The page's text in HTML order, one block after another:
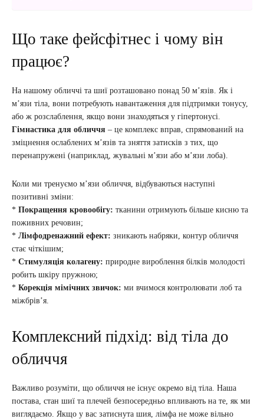
Що таке фейсфітнес і чому він
працює?
На нашому обличчі та шиї розташовано понад 50 м’язів. Як і
м’язи тіла, вони потребують навантаження для підтримки тонусу,
або ж розслаблення, якщо вони знаходяться у гіпертонусі.
Гімнастика для обличчя – це комплекс вправ, спрямований на
зміцнення ослаблених м’язів та зняття затисків з тих, що
перенапружені (наприклад, жувальні м’язи або м’язи лоба).
Коли ми тренуємо м’язи обличчя, відбуваються наступні
позитивні зміни:
* Покращення кровообігу: тканини отримують більше кисню та
поживних речовин;
* Лімфодренажний ефект: зникають набряки, контур обличчя
стає чіткішим;
* Стимуляція колагену: природне вироблення білків молодості
робить шкіру пружною;
* Корекція мімічних звичок: ми вчимося контролювати лоб та
міжбрів’я.
Комплексний підхід: від тіла до
обличчя
Важливо розуміти, що обличчя не існує окремо від тіла. Наша
постава, стан шиї та плечей безпосередньо впливають на те, як ми
виглядаємо. Якщо у вас затиснута шия, лімфа не може вільно